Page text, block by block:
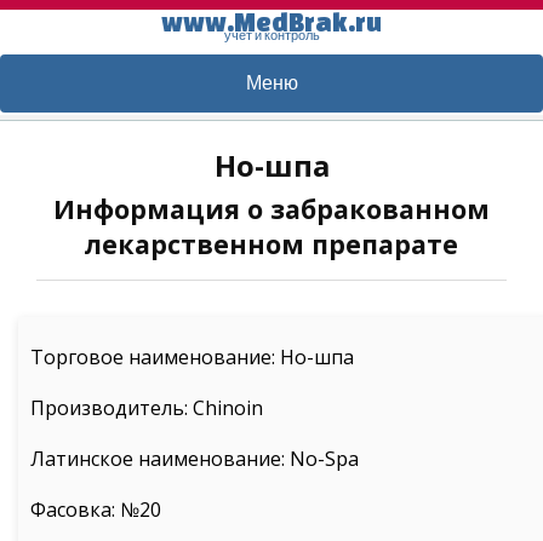
www.MedBrak.ru
учет и контроль
Меню
Но-шпа
Информация о забракованном
лекарственном препарате
Торговое наименование: Но-шпа
Производитель: Chinoin
Латинское наименование: No-Spa
Фасовка: №20